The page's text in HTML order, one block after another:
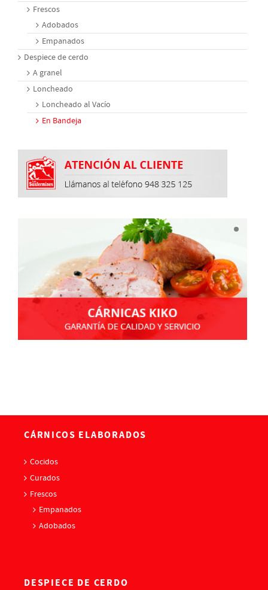
Frescos
Adobados
Empanados
Despiece de cerdo
A granel
Loncheado
Loncheado al Vacío
En Bandeja
CÁRNICOS ELABORADOS
Cocidos
Curados
Frescos
Empanados
Adobados
DESPIECE DE CERDO